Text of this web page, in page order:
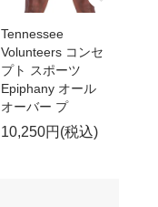
Tennessee
Volunteers コンセ
プト スポーツ
Epiphany オール
オーバー プ
10,250円(税込)